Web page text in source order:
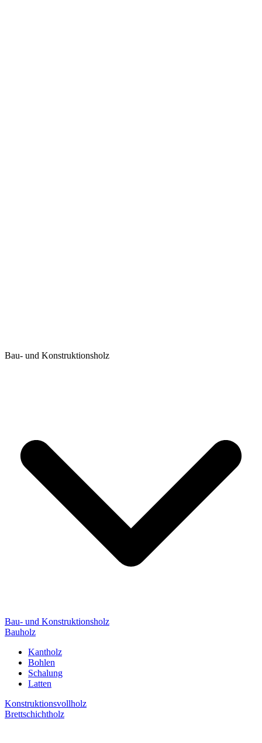
Bau- und Konstruktionsholz
Bau- und Konstruktionsholz
Bauholz
Kantholz
Bohlen
Schalung
Latten
Konstruktionsvollholz
Brettschichtholz